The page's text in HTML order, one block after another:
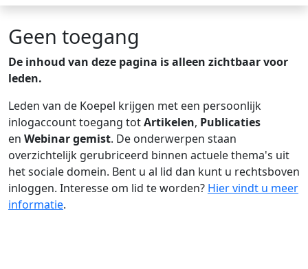
Geen toegang
De inhoud van deze pagina is alleen zichtbaar voor
leden.
Leden van de Koepel krijgen met een persoonlijk
inlogaccount toegang totArtikelen, Publicaties
en Webinar gemist. De onderwerpen staan
overzichtelijk gerubriceerd binnen actuele thema's uit
het sociale domein. Bent u al lid dan kunt u rechtsboven
inloggen. Interesse om lid te worden? Hier vindt u meer
informatie.